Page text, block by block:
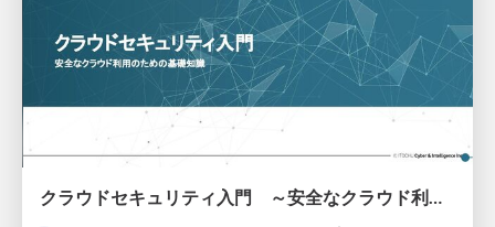
クラウドセキュリティ入門 ～安全なクラウド利用のための基礎知識～